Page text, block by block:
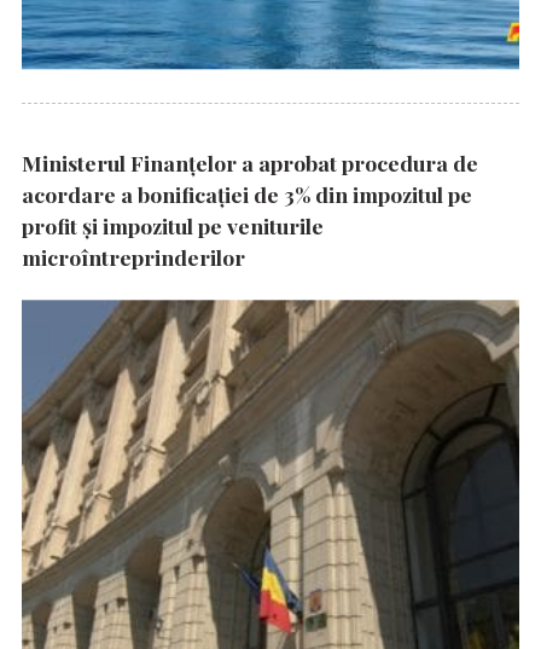
Ministerul Finanțelor a aprobat procedura de
acordare a bonificației de 3% din impozitul pe
profit și impozitul pe veniturile
microîntreprinderilor